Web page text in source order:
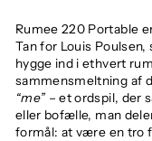
Rumee 220 Portable
Tan for Louis
hygge ind i ethvert
sammensmeltning af
“me” – et ordspil, der
eller bofælle, man
formål: at være en tro